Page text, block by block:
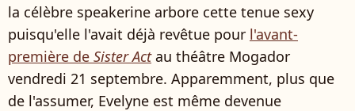
la célèbre speakerine arbore cette tenue sexy
puisqu'elle l'avait déjà revêtue pour l'avant-
première de Sister Act au théâtre Mogador
vendredi 21 septembre. Apparemment, plus que
de l'assumer, Evelyne est même devenue